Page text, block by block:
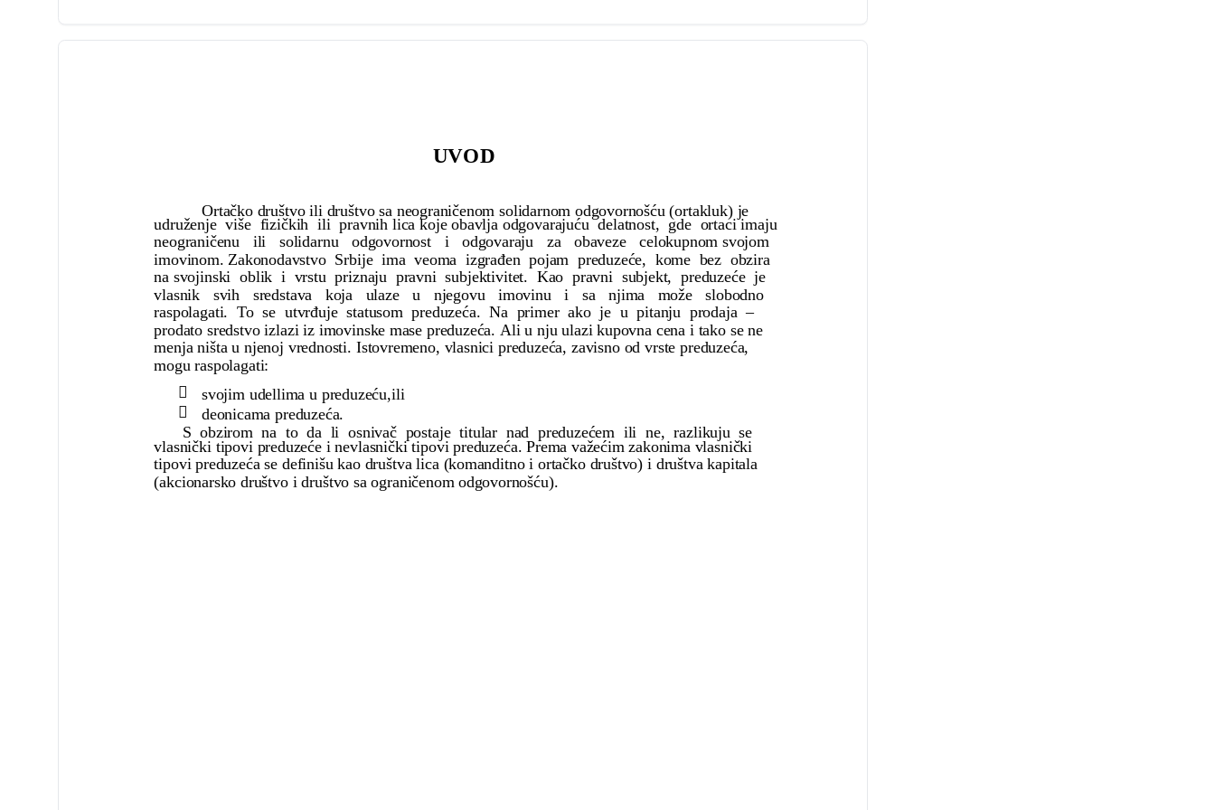
UVOD
Ortačko društvo ili društvo sa neograničenom solidarnom odgovornošću (ortakluk) je
udruženje više fizičkih ili pravnih lica koje obavlja odgovarajuću delatnost, gde ortaci imaju
neograničenu ili solidarnu odgovornost i odgovaraju za obaveze celokupnom svojom
imovinom. Zakonodavstvo Srbije ima veoma izgrađen pojam preduzeće, kome bez obzira
na svojinski oblik i vrstu priznaju pravni subjektivitet. Kao pravni subjekt, preduzeće je
vlasnik svih sredstava koja ulaze u njegovu imovinu i sa njima može slobodno
raspolagati. To se utvrđuje statusom preduzeća. Na primer ako je u pitanju prodaja –
prodato sredstvo izlazi iz imovinske mase preduzeća. Ali u nju ulazi kupovna cena i tako se ne
menja ništa u njenoj vrednosti. Istovremeno, vlasnici preduzeća, zavisno od vrste preduzeća,
mogu raspolagati:

svojim udellima u preduzeću,ili

deonicama preduzeća.
S obzirom na to da li osnivač postaje titular nad preduzećem ili ne, razlikuju se
vlasnički tipovi preduzeće i nevlasnički tipovi preduzeća. Prema važećim zakonima vlasnički
tipovi preduzeća se definišu kao društva lica (komanditno i ortačko društvo) i društva kapitala
(akcionarsko društvo i društvo sa ograničenom odgovornošću).